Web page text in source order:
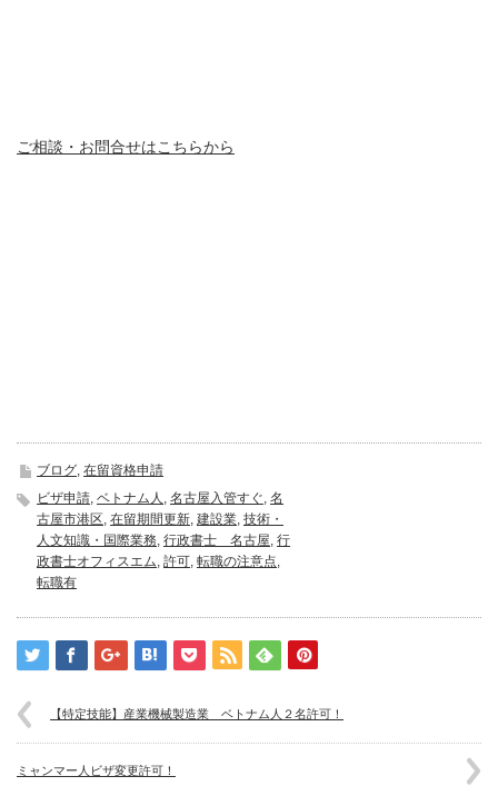
ご相談・お問合せはこちらから
ブログ, 在留資格申請
ビザ申請, ベトナム人 , 名古屋入管すぐ, 名
古屋市港区, 在留期間更新, 建設業, 技術・
人文知識・国際業務, 行政書士 名古屋, 行
政書士オフィスエム, 許可, 転職の注意点,
転職有
【特定技能】産業機械製造業 ベトナム人２名許可！
ミャンマー人ビザ変更許可！